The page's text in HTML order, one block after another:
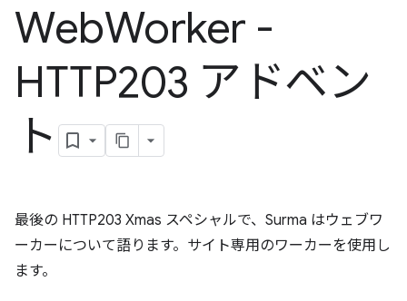
WebWorker -
HTTP203 アドベン
ト
最後の HTTP203 Xmas スペシャルで、Surma はウェブワ
ーカーについて語ります。サイト専用のワーカーを使用し
ます。